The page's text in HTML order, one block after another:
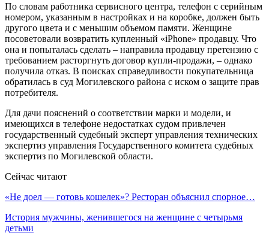
По словам работника сервисного центра, телефон с серийным
номером, указанным в настройках и на коробке, должен быть
другого цвета и с меньшим объемом памяти. Женщине
посоветовали возвратить купленный «iPhone» продавцу. Что
она и попыталась сделать – направила продавцу претензию с
требованием расторгнуть договор купли-продажи, – однако
получила отказ. В поисках справедливости покупательница
обратилась в суд Могилевского района с иском о защите прав
потребителя.
Для дачи пояснений о соответствии марки и модели, и
имеющихся в телефоне недостатках судом привлечен
государственный судебный эксперт управления технических
экспертиз управления Государственного комитета судебных
экспертиз по Могилевской области.
Сейчас читают
«Не доел — готовь кошелек»? Ресторан объяснил спорное…
История мужчины, женившегося на женщине с четырьмя
детьми